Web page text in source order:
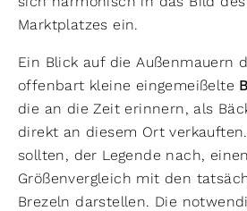
Marktplatzes ein.
Ein Blick auf die Außenmauern
offenbart kleine eingemeißelte
die an die Zeit erinnern, als
direkt an diesem Ort
sollten, der Legende nach,
Größenvergleich mit den
Brezeln darstellen. Die